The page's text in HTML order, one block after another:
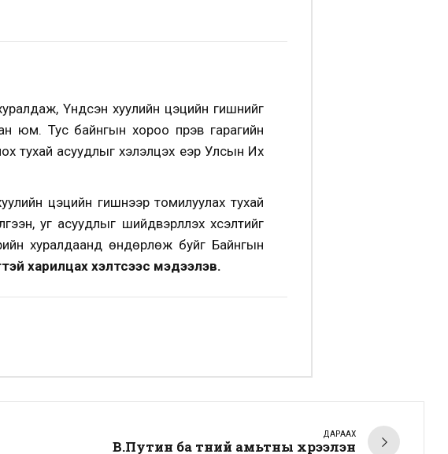
Үндсэн хуулийн цэцийн гишүүнийг
юм. Тус байнгын хороо пүрэв гарагийн
тухай асуудлыг хэлэлцэх үеэр Улсын Их
цэцийн гишүүнээр томилуулах тухай
уг асуудлыг шийдвэрлүүлэх хүсэлтийг
хуралдаанд өндөрлөж буйг Байнгын
харилцах хэлтсээс мэдээлэв.
ДАРААХ
В.Путин ба түүний амьтны хүрээлэн